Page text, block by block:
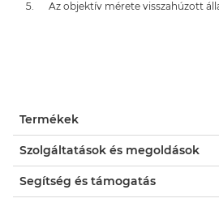
Az objektív mérete visszahúzott
Termékek
Szolgáltatások és megoldások
Segítség és támogatás